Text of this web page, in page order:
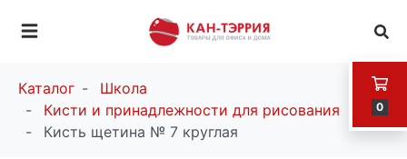
0
Каталог
Школа
Кисти и принадлежности для рисования
Кисть щетина № 7 круглая